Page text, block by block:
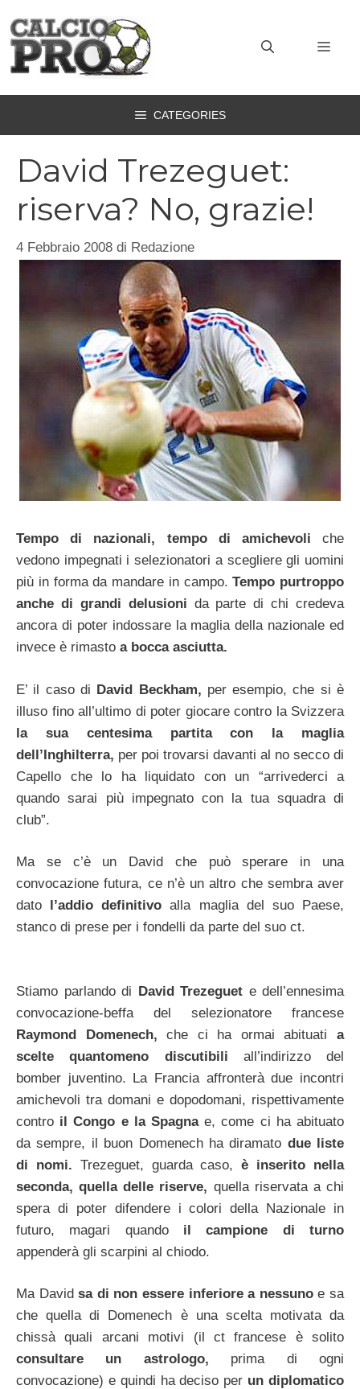
contenuto
CATEGORIES
David Trezeguet:
riserva? No, grazie!
4 Febbraio 2008 di Redazione
Tempo di nazionali, tempo di amichevoli che
vedono impegnati i selezionatori a scegliere gli uomini
più in forma da mandare in campo.Tempo purtroppo
anche di grandi delusioni da parte di chi credeva
ancora di poter indossare la maglia della nazionale ed
invece è rimasto a bocca asciutta.
E’ il caso di David Beckham, per esempio, che si è
illuso fino all’ultimo di poter giocare contro la Svizzera
la sua centesima partita con la maglia
dell’Inghilterra, per poi trovarsi davanti al no secco di
Capello che lo ha liquidato con un “arrivederci a
quando sarai più impegnato con la tua squadra di
club”.
Ma se c’è un David che può sperare in una
convocazione futura, ce n’è un altro che sembra aver
dato l’addio definitivoalla maglia del suo Paese,
stanco di prese per i fondelli da parte del suo ct.
Stiamo parlando di David Trezeguet e dell’ennesima
convocazione-beffa del selezionatore francese
Raymond Domenech,che ci ha ormai abituatia
scelte quantomeno discutibili all’indirizzo del
bomber juventino. La Francia affronterà due incontri
amichevoli tra domani e dopodomani, rispettivamente
contro il Congo e la Spagnae, come ci ha abituato
da sempre, il buon Domenech ha diramato due liste
di nomi. Trezeguet, guarda caso,è inserito nella
seconda, quella delle riserve, quella riservata a chi
spera di poter difendere i colori della Nazionale in
futuro, magari quandoil campione di turno
appenderà gli scarpini al chiodo.
Ma Davidsa di non essere inferiore a nessunoe sa
che quella di Domenech è una scelta motivata da
chissà quali arcani motivi (il ct francese è solito
consultare un astrologo, prima di ogni
convocazione) e quindi ha deciso per un diplomatico